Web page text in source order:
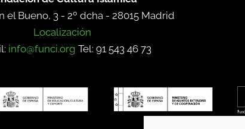
el Bueno, 3 - 2º dcha - 28015 Madrid
Localización
info@funci.org Tel: 91 543 46 73